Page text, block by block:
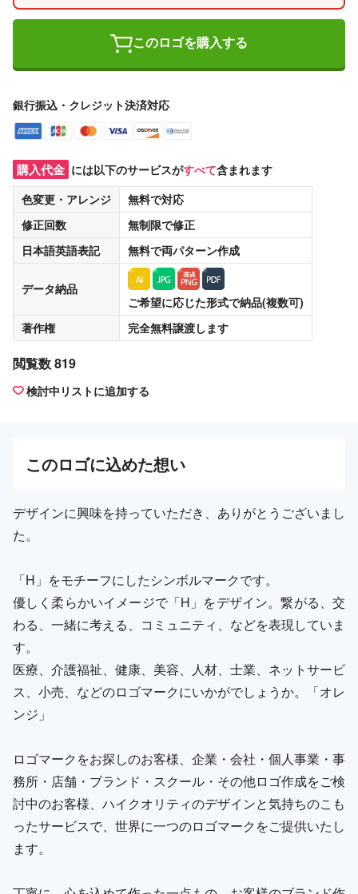
このロゴを購入する
銀行振込・クレジット決済対応
購入代金 には以下のサービスがすべて含まれます
色変更・アレンジ
無料で対応
修正回数
無制限で修正
日本語英語表記
無料で両パターン作成
データ納品
ご希望に応じた形式で納品(複数可)
著作権
完全無料譲渡します
閲覧数 819
検討中リストに追加する
このロゴに込めた想い
デザインに興味を持っていただき、ありがとうございまし
た。
「H」をモチーフにしたシンボルマークです。
優しく柔らかいイメージで「H」をデザイン。繋がる、交
わる、一緒に考える、コミュニティ、などを表現していま
す。
医療、介護福祉、健康、美容、人材、士業、ネットサービ
ス、小売、などのロゴマークにいかがでしょうか。「オレ
ンジ」
ロゴマークをお探しのお客様、企業・会社・個人事業・事
務所・店舗・ブランド・スクール・その他ロゴ作成をご検
討中のお客様、ハイクオリティのデザインと気持ちのこも
ったサービスで、世界に一つのロゴマークをご提供いたし
ます。